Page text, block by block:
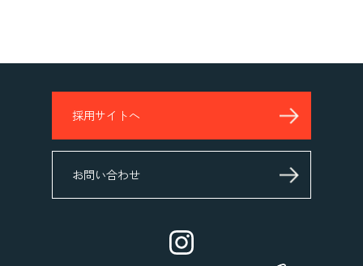
採用サイトへ
お問い合わせ